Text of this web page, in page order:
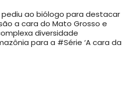
pediu ao biólogo para destacar
a cara do Mato Grosso e
diversidade
para a #Série ‘A cara da